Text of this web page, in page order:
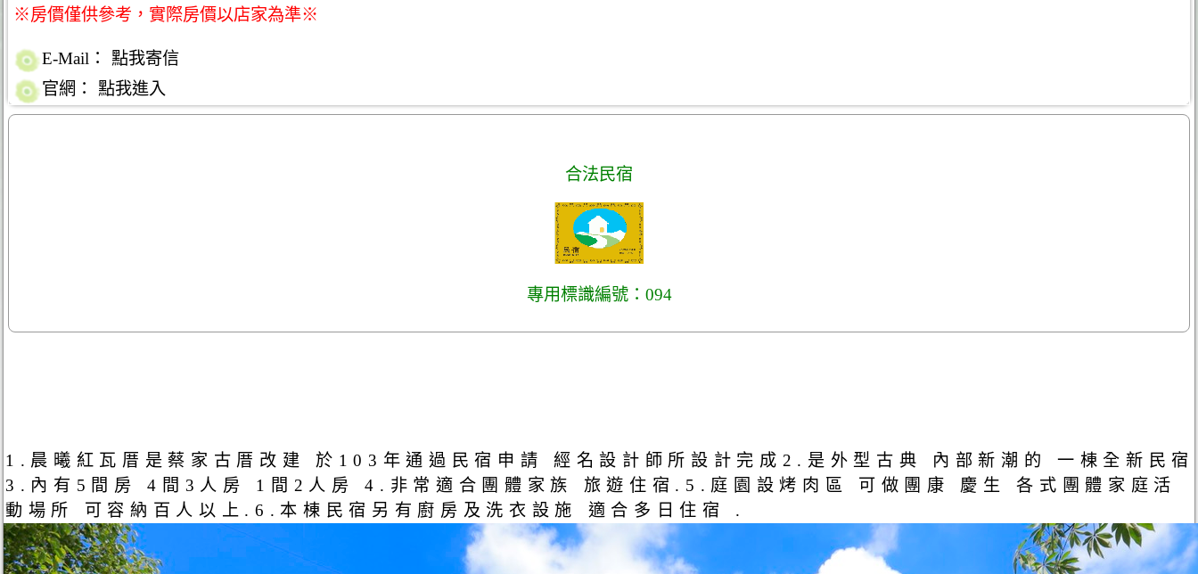
※房價僅供參考，實際房價以店家為準※
E-Mail：
點我寄信
官網：
點我進入
合法民宿
專用標識編號：094
1.晨曦紅瓦厝是蔡家古厝改建 於103年通過民宿申請 經名設計師所設計完成2.是外型古典 內部新潮的 一棟全新民宿
3.內有5間房 4間3人房 1間2人房 4.非常適合團體家族 旅遊住宿.5.庭園設烤肉區 可做團康 慶生 各式團體家庭活
動場所 可容納百人以上.6.本棟民宿另有廚房及洗衣設施 適合多日住宿 .